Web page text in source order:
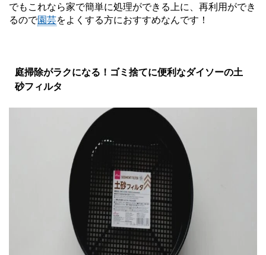
でもこれなら家で簡単に処理ができる上に、再利用ができ
るので園芸をよくする方におすすめなんです！
庭掃除がラクになる！ゴミ捨てに便利なダイソーの土
砂フィルタ